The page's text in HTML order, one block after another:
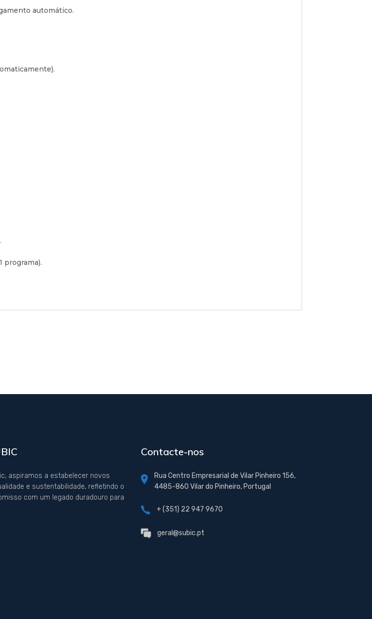
automático.
programa).
aspiramos a estabelecer novos
e sustentabilidade, refletindo o
com um legado duradouro para
Contacte-nos
Rua Centro Empresarial de Vilar Pinheiro 156,
4485-860 Vilar do Pinheiro, Portugal
+ (351) 22 947 9670
geral@subic.pt